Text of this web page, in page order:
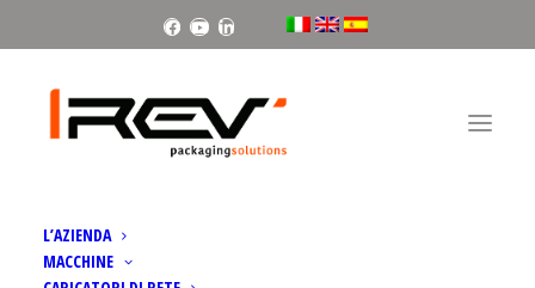
Facebook
YoutubeLinkedin
L’AZIENDA
MACCHINE